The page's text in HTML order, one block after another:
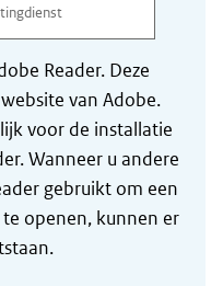
Reader. Deze
van Adobe.
voor de installatie
Wanneer u andere
gebruikt om een
openen, kunnen er